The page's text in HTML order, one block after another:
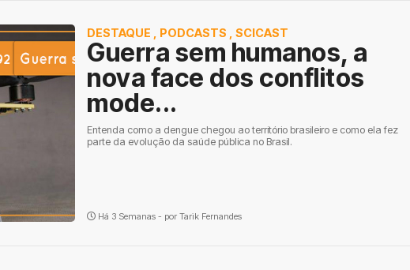
DESTAQUE PODCASTS SCICAST
Guerra sem humanos, a
nova face dos conflitos
mode...
Entenda como a dengue chegou ao território brasileiro e como ela fez
parte da evolução da saúde pública no Brasil.
Há 3 Semanas - por Tarik Fernandes